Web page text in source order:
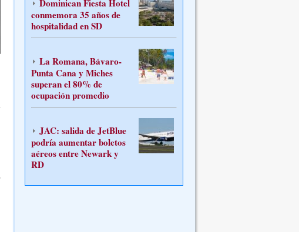
Dominican Fiesta Hotel
conmemora 35 años de
hospitalidad en SD
La Romana, Bávaro-
Punta Cana y Miches
superan el 80% de
ocupación promedio
JAC: salida de JetBlue
podría aumentar boletos
aéreos entre Newark y
RD